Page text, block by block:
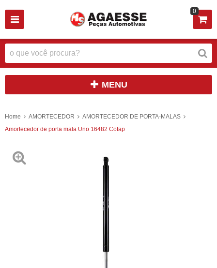
0
MENU
Home AMORTECEDOR
AMORTECEDOR DE PORTA-MALAS
Amortecedor de porta mala Uno 16482 Cofap